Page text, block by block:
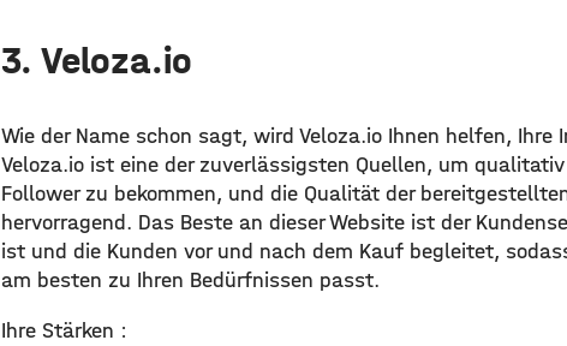
3. Veloza.io
Wie der Name schon sagt, wird Veloza.io Ihnen helfen,
Veloza.io ist eine der zuverlässigsten Quellen, um
Follower zu bekommen, und die Qualität der
hervorragend. Das Beste an dieser Website ist der
ist und die Kunden vor und nach dem Kauf begleitet,
am besten zu Ihren Bedürfnissen passt.
Ihre Stärken :